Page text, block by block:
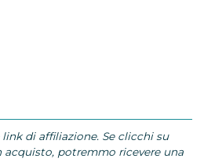
di affiliazione. Se clicchi su
potremmo ricevere una